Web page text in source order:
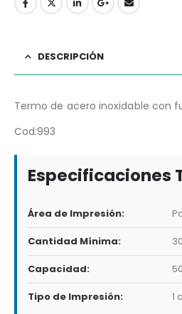
DESCRIPCIÓN
Termo de acero inoxidable con
Cod:993
Especificaciones
Área de Impresión:
Cantidad Mínima:
Capacidad:
Tipo de Impresión: 1